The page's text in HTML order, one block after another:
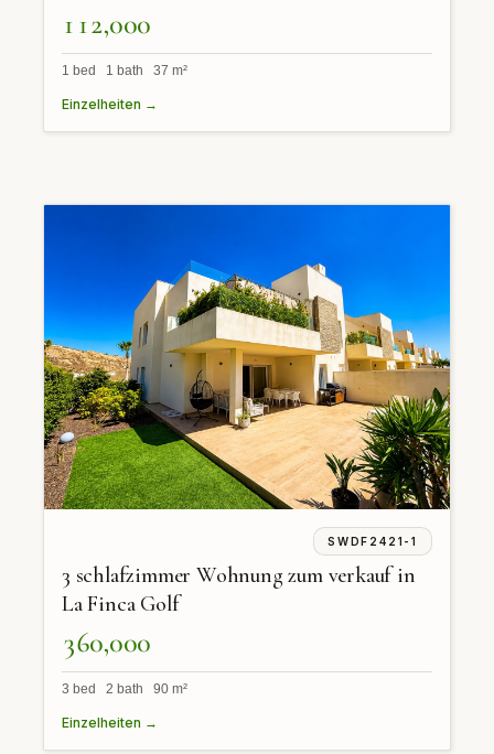
112,000
1 bed 1 bath 37 m²
Einzelheiten →
SWDF2421-1
3 schlafzimmer Wohnung zum verkauf in
La Finca Golf
360,000
3 bed 2 bath 90 m²
Einzelheiten →